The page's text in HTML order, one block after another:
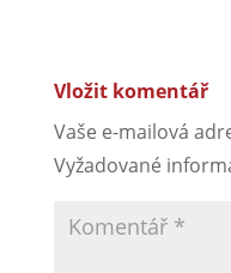
Vložit komentář
Vaše e-mailová
Vyžadované